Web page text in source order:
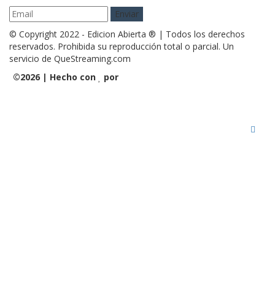
© Copyright 2022 - Edicion Abierta ® | Todos los derechos
reservados. Prohibida su reproducción total o parcial. Un
servicio de QueStreaming.com
©2026 | Hecho con por